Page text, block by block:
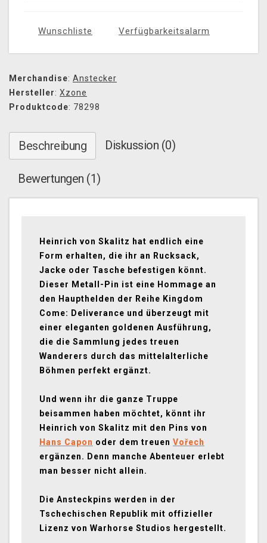
Wunschliste Verfügbarkeitsalarm
Merchandise: Anstecker
Hersteller: Xzone
Produktcode: 78298
Beschreibung Diskussion (0)
Bewertungen (1)
Heinrich von Skalitz hat endlich eine
Form erhalten, die ihr an Rucksack,
Jacke oder Tasche befestigen könnt.
Dieser Metall-Pin ist eine Hommage an
den Haupthelden der Reihe Kingdom
Come: Deliverance und überzeugt mit
einer eleganten goldenen Ausführung,
die die Sammlung jedes treuen
Wanderers durch das mittelalterliche
Böhmen perfekt ergänzt.
Und wenn ihr die ganze Truppe
beisammen haben möchtet, könnt ihr
Heinrich von Skalitz mit den Pins von
Hans Capon oder dem treuen Vořech
ergänzen. Denn manche Abenteuer erlebt
man besser nicht allein.
Die Ansteckpins werden in der
Tschechischen Republik mit offizieller
Lizenz von Warhorse Studios hergestellt.